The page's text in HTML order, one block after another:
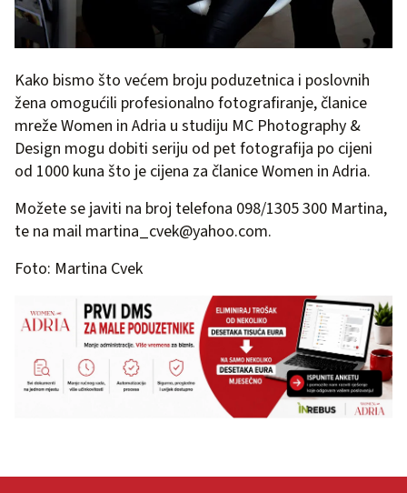
Kako bismo što većem broju poduzetnica i poslovnih
žena omogućili profesionalno fotografiranje, članice
mreže Women in Adria u studiju MC Photography &
Design mogu dobiti seriju od pet fotografija po cijeni
od 1000 kuna što je cijena za članice Women in Adria.
Možete se javiti na broj telefona 098/1305 300 Martina,
te na mail martina_cvek@yahoo.com.
Foto: Martina Cvek